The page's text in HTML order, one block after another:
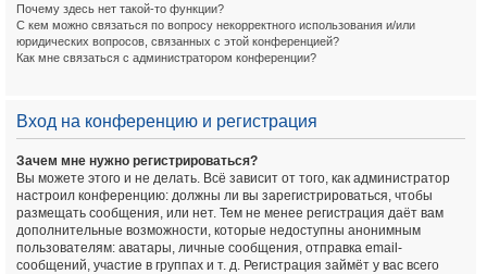
Почему здесь нет такой-то функции?
С кем можно связаться по вопросу некорректного использования и/или
юридических вопросов, связанных с этой конференцией?
Как мне связаться с администратором конференции?
Вход на конференцию и регистрация
Зачем мне нужно регистрироваться?
Вы можете этого и не делать. Всё зависит от того, как администратор
настроил конференцию: должны ли вы зарегистрироваться, чтобы
размещать сообщения, или нет. Тем не менее регистрация даёт вам
дополнительные возможности, которые недоступны анонимным
пользователям: аватары, личные сообщения, отправка email-
сообщений, участие в группах и т. д. Регистрация займёт у вас всего